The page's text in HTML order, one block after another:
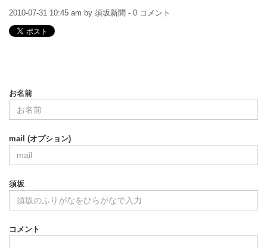
2010-07-31 10:45 am by 須坂新聞 - 0 コメント
お名前
mail (オプション)
須坂
コメント